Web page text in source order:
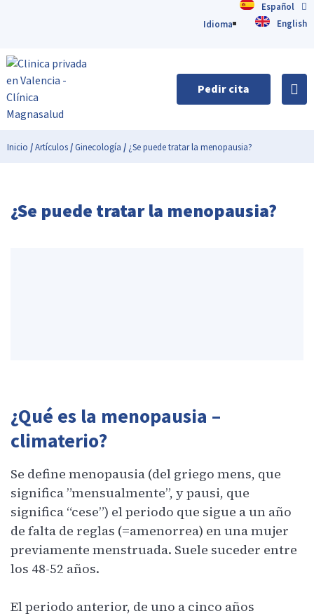
Español
English
Idioma
Pedir cita
Inicio /Artículos/Ginecología / ¿Se puede tratar la menopausia?
¿Se puede tratar la menopausia?
¿Qué es la menopausia –
climaterio?
Se define menopausia (del griego mens, que
significa ”mensualmente”, y pausi, que
significa “cese”) el periodo que sigue a un año
de falta de reglas (=amenorrea) en una mujer
previamente menstruada. Suele suceder entre
los 48-52 años.
El periodo anterior, de uno a cinco años